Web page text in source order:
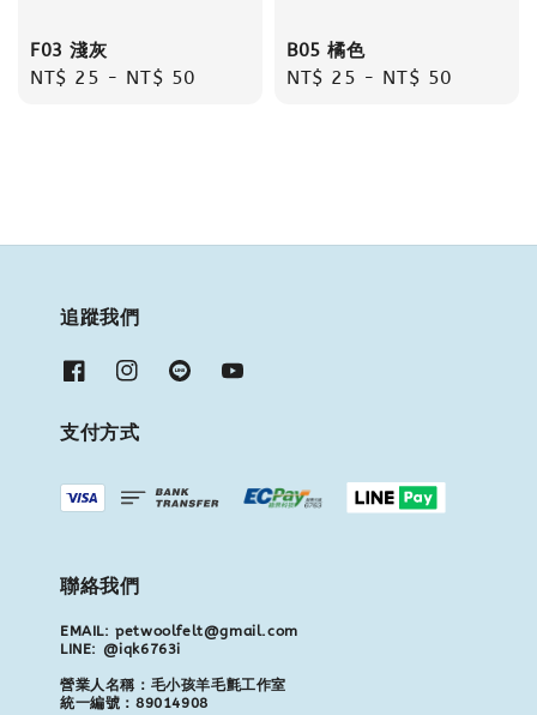
F03 淺灰
Regular
NT$ 25 - NT$ 50
B05 橘色
Regular
NT$ 25 - NT$ 50
追蹤我們
支付方式
聯絡我們
EMAIL: petwoolfelt@gmail.com
LINE: @iqk6763i
營業人名稱：毛小孩羊毛氈工作室
統一編號：89014908